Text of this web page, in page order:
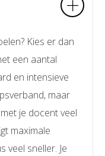
Kies er dan
een aantal
en intensieve
maar
je docent veel
maximale
veel sneller. Je